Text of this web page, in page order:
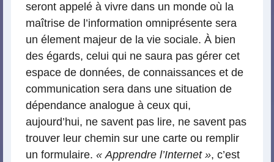
seront appelé à vivre dans un monde où la
maîtrise de l’information omniprésente sera
un élement majeur de la vie sociale. À bien
des égards, celui qui ne saura pas gérer cet
espace de données, de connaissances et de
communication sera dans une situation de
dépendance analogue à ceux qui,
aujourd’hui, ne savent pas lire, ne savent pas
trouver leur chemin sur une carte ou remplir
un formulaire. « Apprendre l’Internet », c’est